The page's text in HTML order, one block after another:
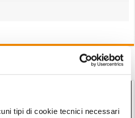
tipi di cookie tecnici necessari
anche